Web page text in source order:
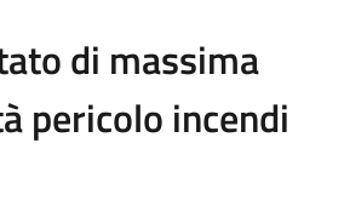
di massima
pericolo incendi